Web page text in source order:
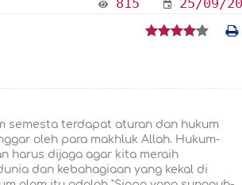
815 25/09/
semesta terdapat aturan dan hukum
oleh para makhluk Allah. Hukum-
harus dijaga agar kita meraih
dan kebahagiaan yang kekal di